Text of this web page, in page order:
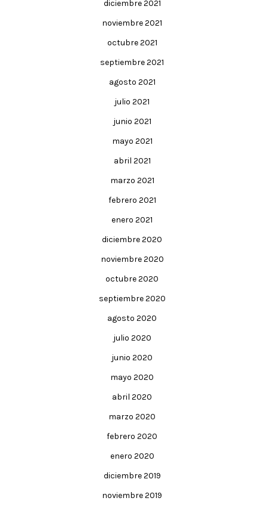
diciembre 2021
noviembre 2021
octubre 2021
septiembre 2021
agosto 2021
julio 2021
junio 2021
mayo 2021
abril 2021
marzo 2021
febrero 2021
enero 2021
diciembre 2020
noviembre 2020
octubre 2020
septiembre 2020
agosto 2020
julio 2020
junio 2020
mayo 2020
abril 2020
marzo 2020
febrero 2020
enero 2020
diciembre 2019
noviembre 2019